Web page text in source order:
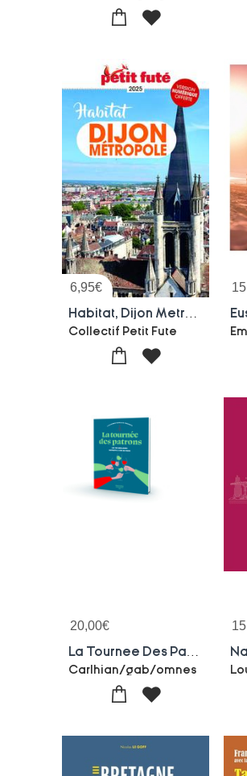
6,95€
Collectif Petit Fute
20,00€
Carlhian/gab/omnes